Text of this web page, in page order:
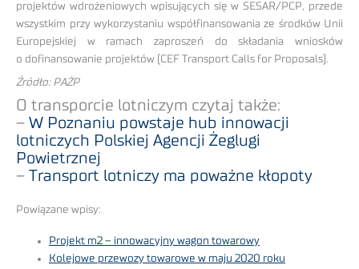
projektów wdrożeniowych wpisujących się w SESAR/PCP, przede
wszystkim przy wykorzystaniu współfinansowania ze środków Unii
Europejskiej w ramach zaproszeń do składania wniosków
o dofinansowanie projektów (CEF Transport Calls for Proposals).
Źródło: PAŻP
O transporcie lotniczym czytaj także:
– W Poznaniu powstaje hub innowacji
lotniczych Polskiej Agencji Żeglugi
Powietrznej
– Transport lotniczy ma poważne kłopoty
Powiązane wpisy:
Projekt m2 – innowacyjny wagon towarowy
Kolejowe przewozy towarowe w maju 2020 roku